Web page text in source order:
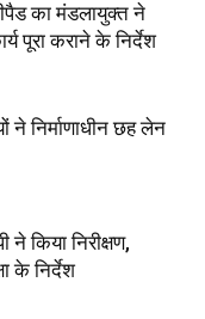
का मंडलायुक्त ने
पूरा कराने के निर्देश
ने निर्माणाधीन छह लेन
ने किया निरीक्षण,
के निर्देश